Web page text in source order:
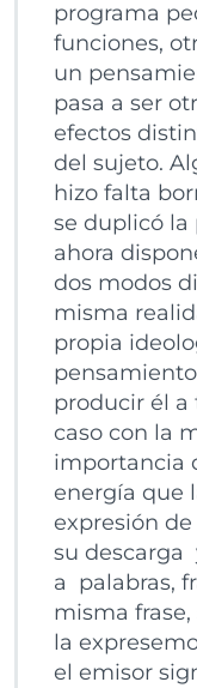
programa
funciones,
un
pasa a ser
efectos
del sujeto.
hizo falta
se duplicó la
ahora
dos modos
misma
propia
producir él a
caso con la
importancia
energía que
expresión
su descarga
a palabras,
misma
la
el emisor